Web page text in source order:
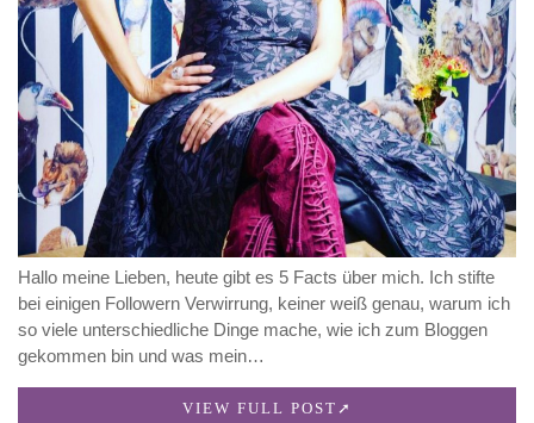
Hallo meine Lieben, heute gibt es 5 Facts über mich. Ich stifte
bei einigen Followern Verwirrung, keiner weiß genau, warum ich
so viele unterschiedliche Dinge mache, wie ich zum Bloggen
gekommen bin und was mein…
VIEW FULL POST